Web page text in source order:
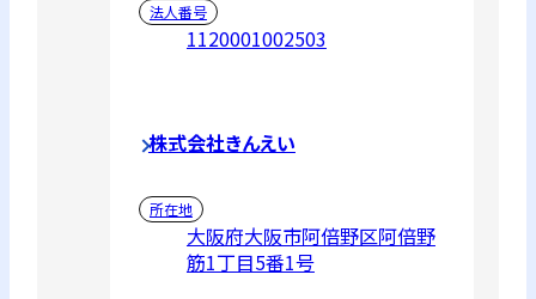
法人番号
1120001002503
株式会社きんえい
所在地
大阪府大阪市阿倍野区阿倍野
筋1丁目5番1号